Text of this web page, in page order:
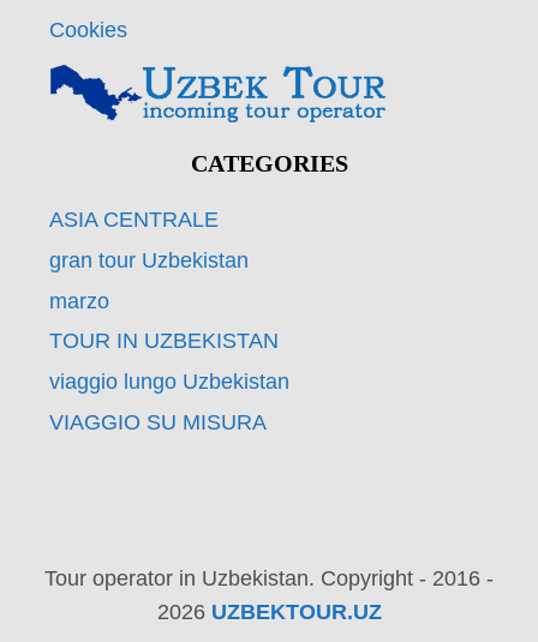
Cookies
CATEGORIES
ASIA CENTRALE
gran tour Uzbekistan
marzo
TOUR IN UZBEKISTAN
viaggio lungo Uzbekistan
VIAGGIO SU MISURA
Tour operator in Uzbekistan. Copyright - 2016 -
2026 UZBEKTOUR.UZ